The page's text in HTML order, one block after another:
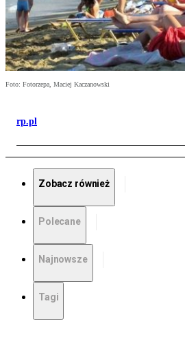
Foto: Fotorzepa, Maciej Kaczanowski
rp.pl
Zobacz również
Polecane
Najnowsze
Tagi